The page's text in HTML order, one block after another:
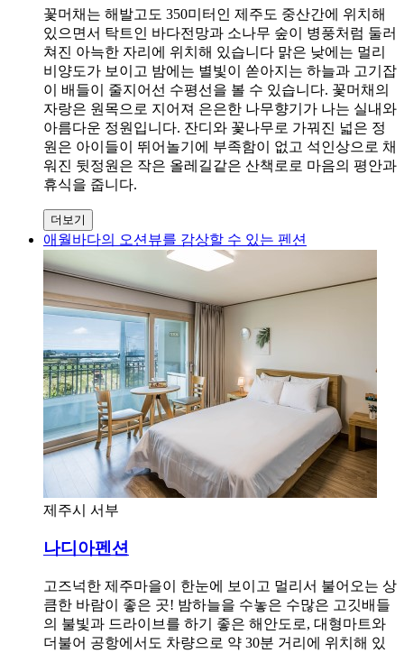
꽃머채는 해발고도 350미터인 제주도 중산간에 위치해
있으면서 탁트인 바다전망과 소나무 숲이 병풍처럼 둘러
쳐진 아늑한 자리에 위치해 있습니다 맑은 낮에는 멀리
비양도가 보이고 밤에는 별빛이 쏟아지는 하늘과 고기잡
이 배들이 줄지어선 수평선을 볼 수 있습니다. 꽃머채의
자랑은 원목으로 지어져 은은한 나무향기가 나는 실내와
아름다운 정원입니다. 잔디와 꽃나무로 가꿔진 넓은 정
원은 아이들이 뛰어놀기에 부족함이 없고 석인상으로 채
워진 뒷정원은 작은 올레길같은 산책로로 마음의 평안과
휴식을 줍니다.
더보기
애월바다의 오션뷰를 감상할 수 있는 펜션
제주시 서부
나디아펜션
고즈넉한 제주마을이 한눈에 보이고 멀리서 불어오는 상
큼한 바람이 좋은 곳! 밤하늘을 수놓은 수많은 고깃배들
의 불빛과 드라이브를 하기 좋은 해안도로, 대형마트와
더불어 공항에서도 차량으로 약 30분 거리에 위치해 있